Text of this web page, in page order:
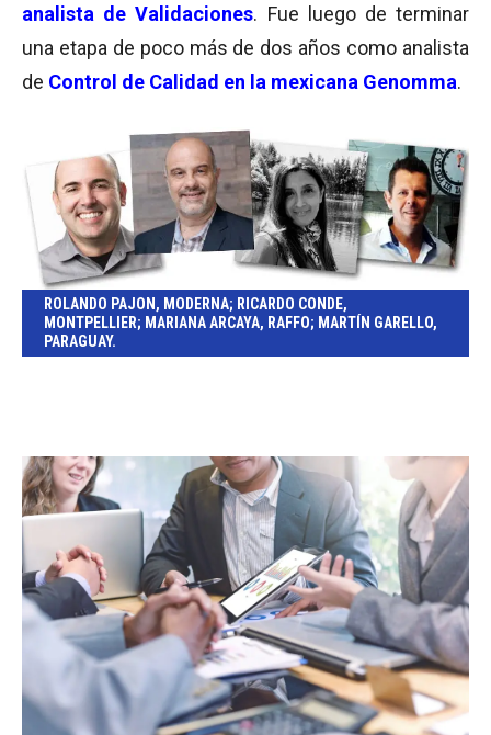
analista de Validaciones. Fue luego de terminar
una etapa de poco más de dos años como analista
de Control de Calidad en la mexicana Genomma.
ROLANDO PAJON, MODERNA; RICARDO CONDE,
MONTPELLIER; MARIANA ARCAYA, RAFFO; MARTÍN GARELLO,
PARAGUAY.